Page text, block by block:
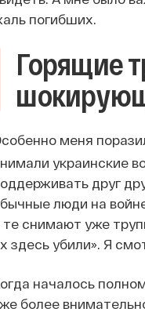
погибших.
Горящие
меня
украинские
друг
люди на
те снимают уже
здесь убили». Я
началось
более